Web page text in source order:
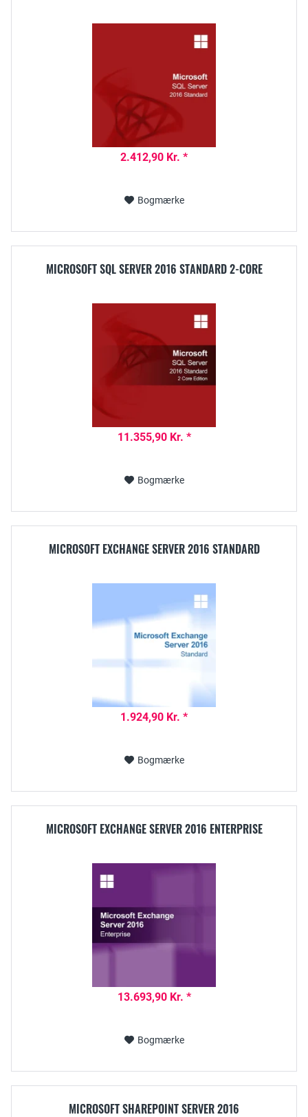
2.412,90 Kr. *
Bogmærke
MICROSOFT SQL SERVER 2016 STANDARD 2-CORE
11.355,90 Kr. *
Bogmærke
MICROSOFT EXCHANGE SERVER 2016 STANDARD
1.924,90 Kr. *
Bogmærke
MICROSOFT EXCHANGE SERVER 2016 ENTERPRISE
13.693,90 Kr. *
Bogmærke
MICROSOFT SHAREPOINT SERVER 2016